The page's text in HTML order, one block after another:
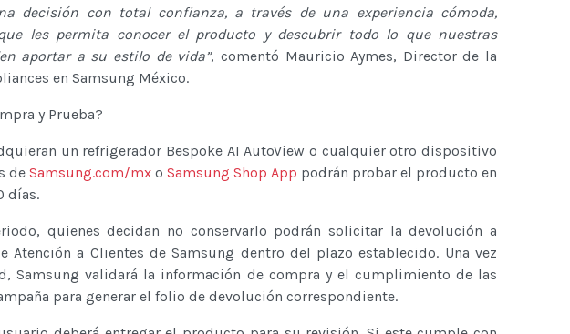
decisión con total confianza, a través de una experiencia cómoda,
les permita conocer el producto y descubrir todo lo que nuestras
aportar a su estilo de vida”, comentó Mauricio Aymes, Director de la
en Samsung México.
y Prueba?
un refrigerador Bespoke AI AutoView o cualquier otro dispositivo
de Samsung.com/mx o Samsung Shop App podrán probar el producto en
días.
quienes decidan no conservarlo podrán solicitar la devolución a
Atención a Clientes de Samsung dentro del plazo establecido. Una vez
Samsung validará la información de compra y el cumplimiento de las
para generar el folio de devolución correspondiente.